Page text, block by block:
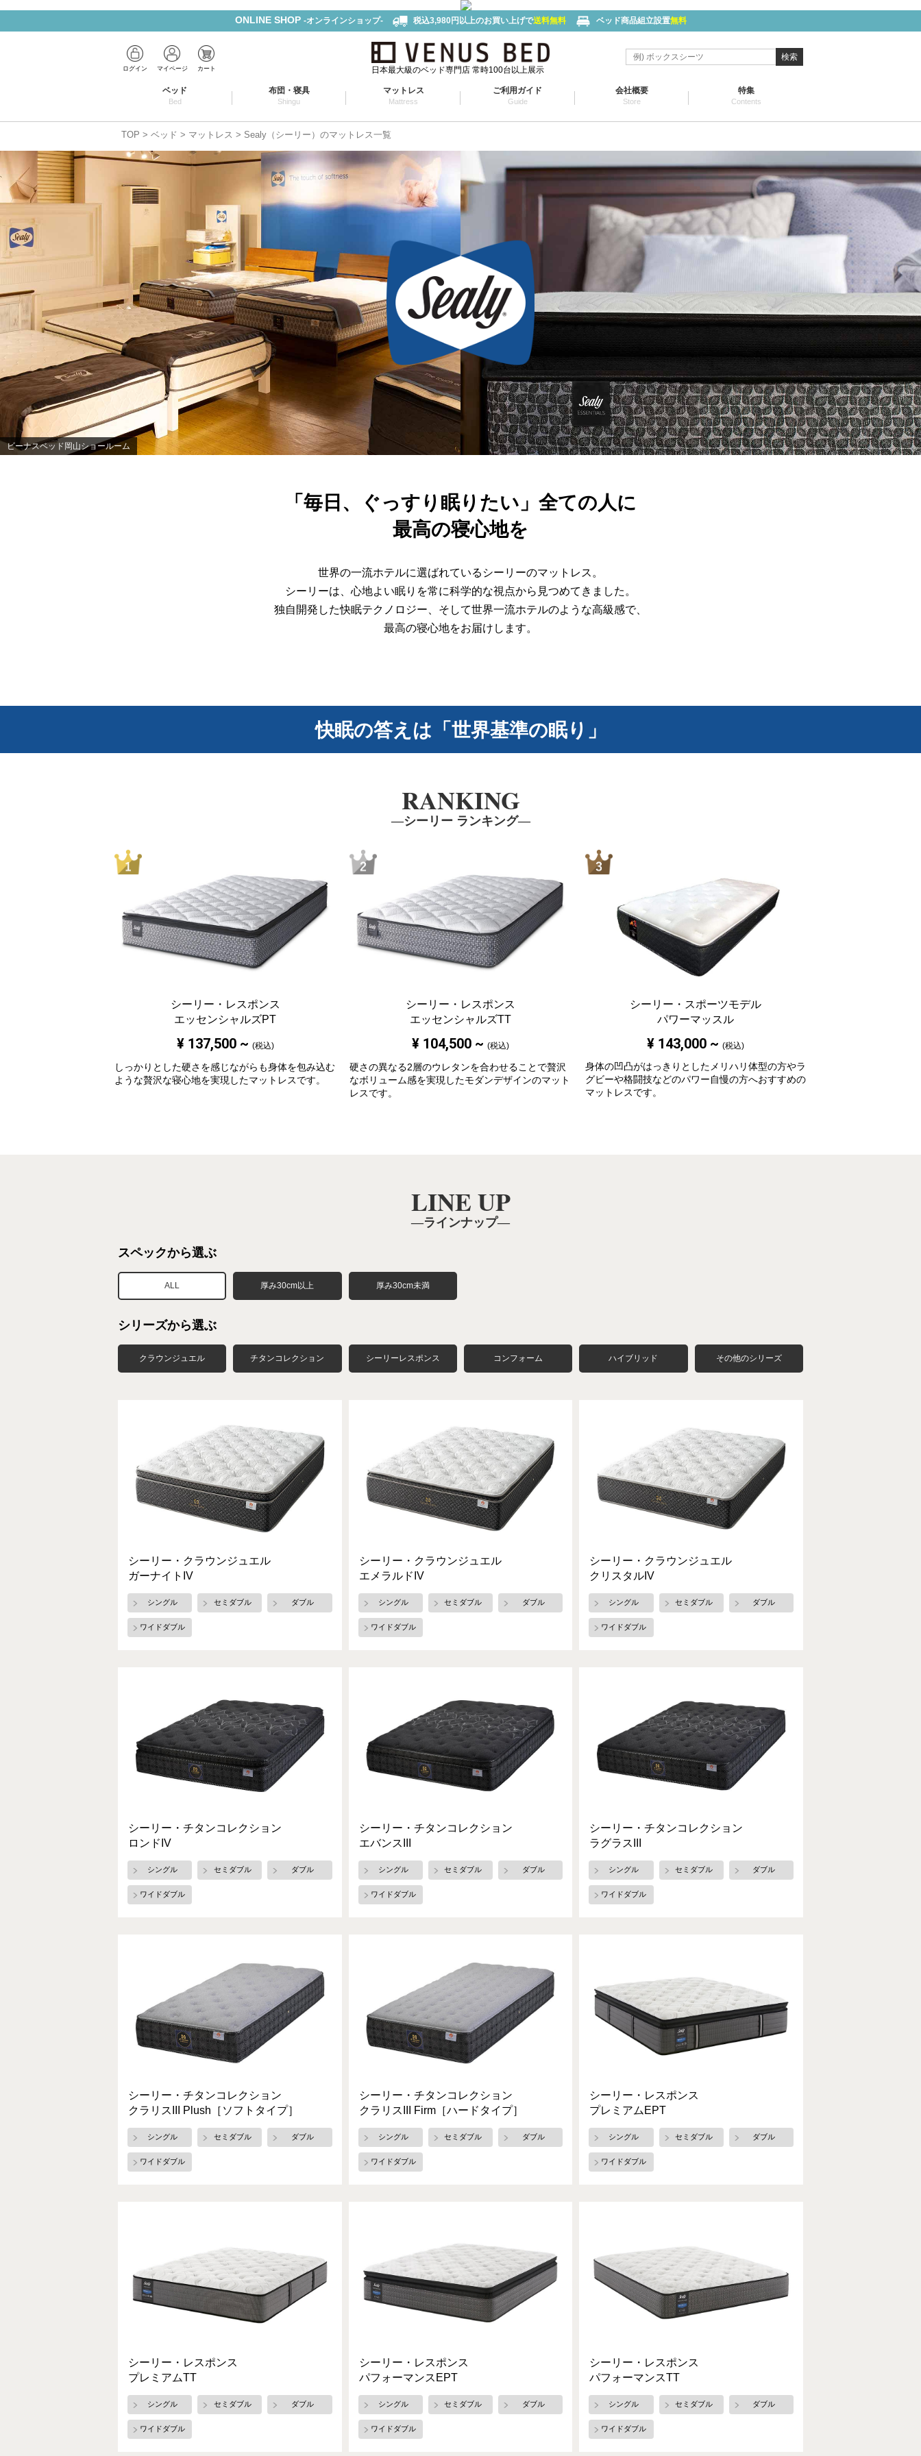
ONLINE SHOP -オンラインショップ- 税込3,980円以上のお買い上げで送料無料 ベッド商品組立設置無料
ログイン マイページ カート 日本最大級のベッド専門店 常時100台以上展示
検索
ベッド
Bed
布団・寝具
Shingu
マットレス
Mattress
ご利用ガイド
Guide
会社概要
Store
特集
Contents
TOP ベッド マットレス Sealy（シーリー）のマットレス一覧
ビーナスベッド岡山ショールーム
「毎日、ぐっすり眠りたい」全ての人に
最高の寝心地を
世界の一流ホテルに選ばれているシーリーのマットレス。
シーリーは、心地よい眠りを常に科学的な視点から見つめてきました。
独自開発した快眠テクノロジー、そして世界一流ホテルのような高級感で、
最高の寝心地をお届けします。
快眠の答えは「世界基準の眠り」
RANKING
―シーリー ランキング―
シーリー・レスポンス
エッセンシャルズPT
¥ 137,500 ~ (税込)
しっかりとした硬さを感じながらも身体を包み込む
ような贅沢な寝心地を実現したマットレスです。
シーリー・レスポンス
エッセンシャルズTT
¥ 104,500 ~ (税込)
硬さの異なる2層のウレタンを合わせることで贅沢
なボリューム感を実現したモダンデザインのマット
レスです。
シーリー・スポーツモデル
パワーマッスル
¥ 143,000 ~(税込)
身体の凹凸がはっきりとしたメリハリ体型の方やラ
グビーや格闘技などのパワー自慢の方へおすすめの
マットレスです。
LINE UP
―ラインナップ―
スペックから選ぶ
ALL 厚み30cm以上 厚み30cm未満
シリーズから選ぶ
クラウンジュエル チタンコレクション シーリーレスポンス コンフォーム ハイブリッド その他のシリーズ
シーリー・クラウンジュエル
ガーナイトIV
シングル セミダブル ダブル
ワイドダブル
シーリー・クラウンジュエル
エメラルドIV
シングル セミダブル ダブル
ワイドダブル
シーリー・クラウンジュエル
クリスタルIV
シングル セミダブル ダブル
ワイドダブル
シーリー・チタンコレクション
ロンドIV
シングル セミダブル ダブル
ワイドダブル
シーリー・チタンコレクション
エバンスIII
シングル セミダブル ダブル
ワイドダブル
シーリー・チタンコレクション
ラグラスIII
シングル セミダブル ダブル
ワイドダブル
シーリー・チタンコレクション
クラリスIII Plush［ソフトタイプ］
シングル セミダブル ダブル
ワイドダブル
シーリー・チタンコレクション
クラリスIII Firm［ハードタイプ］
シングル セミダブル ダブル
ワイドダブル
シーリー・レスポンス
プレミアムEPT
シングル セミダブル ダブル
ワイドダブル
シーリー・レスポンス
プレミアムTT
シングル セミダブル ダブル
ワイドダブル
シーリー・レスポンス
パフォーマンスEPT
シングル セミダブル ダブル
ワイドダブル
シーリー・レスポンス
パフォーマンスTT
シングル セミダブル ダブル
ワイドダブル